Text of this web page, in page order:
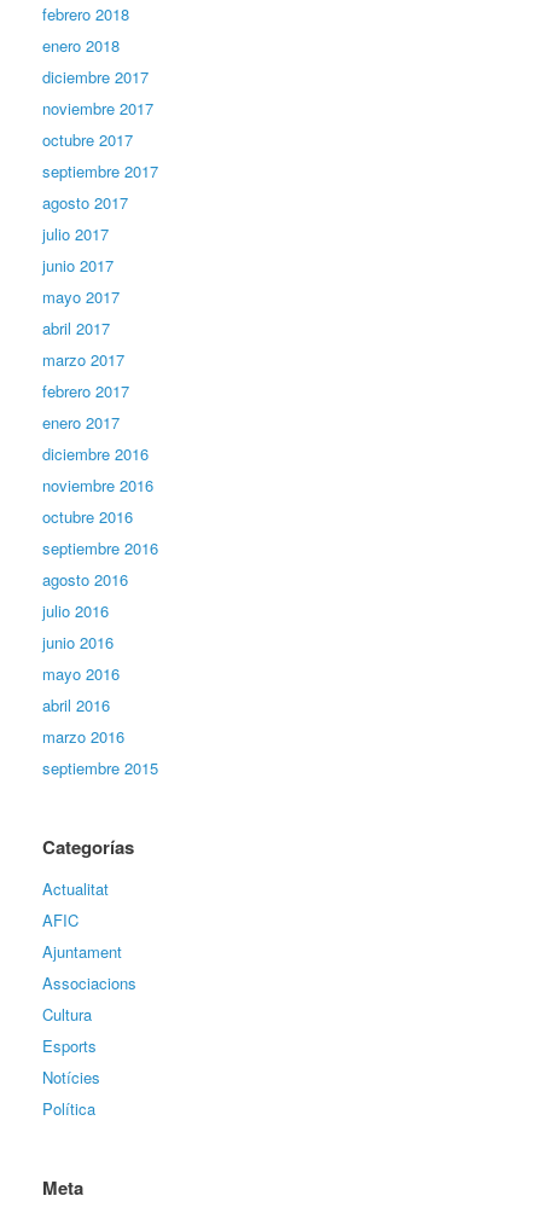
febrero 2018
enero 2018
diciembre 2017
noviembre 2017
octubre 2017
septiembre 2017
agosto 2017
julio 2017
junio 2017
mayo 2017
abril 2017
marzo 2017
febrero 2017
enero 2017
diciembre 2016
noviembre 2016
octubre 2016
septiembre 2016
agosto 2016
julio 2016
junio 2016
mayo 2016
abril 2016
marzo 2016
septiembre 2015
Categorías
Actualitat
AFIC
Ajuntament
Associacions
Cultura
Esports
Notícies
Política
Meta